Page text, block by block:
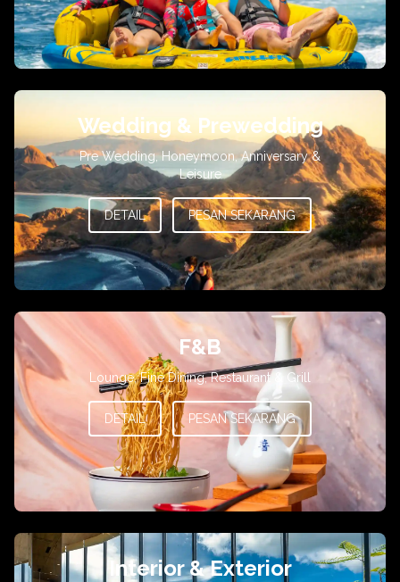
Wedding & Prewedding
Pre Wedding, Honeymoon, Anniversary &
Leisure
DETAIL PESAN SEKARANG
F&B
Lounge, Fine Dining, Restaurant & Grill
DETAIL PESAN SEKARANG
Interior & Exterior